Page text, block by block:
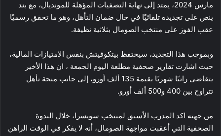
مارس 2024، يمتد إلى نهاية التصفيات المؤهلة للمونديال، مع بند
ينص على تجديده تلقائيًا في حال ضمان التأهل، وهو ما تحقق رسميًا
عقب الفوز على منتخب الصومال بثلاثية نظيفة.
وبموجب هذا التجديد، سيحتفظ بيتكوفيتش بنفس الامتيازات المالية،
حيث اشارت تقارير صحفية مطلعة اليوم الجمعة ، ان هذا الأخير
يتقاضى راتبًا شهريًا بقيمة 135 ألف أورو، إلى جانب منحة تأهل
تتراوح بين 400 و500 ألف أورو.
من جهته اكد المدرب الأسبق لمنتخب سويسرا، خلال الندوة
الصحفية التي أعقبت مواجهة الصومال، أنه لا يفكر في الوقت الراهن